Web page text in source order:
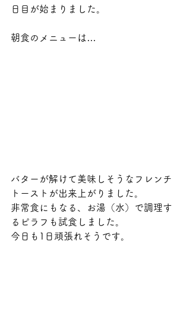
日目が始まりました。
朝食のメニューは…
バターが解けて美味しそうなフレンチ
トーストが出来上がりました。
非常食にもなる、お湯（水）で調理す
るピラフも試食しました。
今日も1日頑張れそうです。